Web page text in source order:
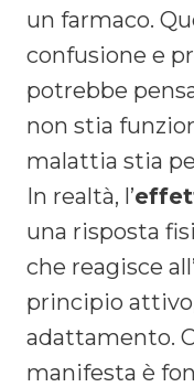
un farmaco.
confusione e
potrebbe
non stia
malattia stia
In realtà, l’
una risposta
che reagisce
principio
adattamento.
manifesta è